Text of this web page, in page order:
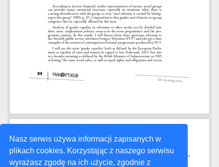
Nasz serwis używa informacji zapisanych w
plikach cookies. Korzystając z naszego serwisu
wyrażasz zgodę na ich użycie, zgodnie z